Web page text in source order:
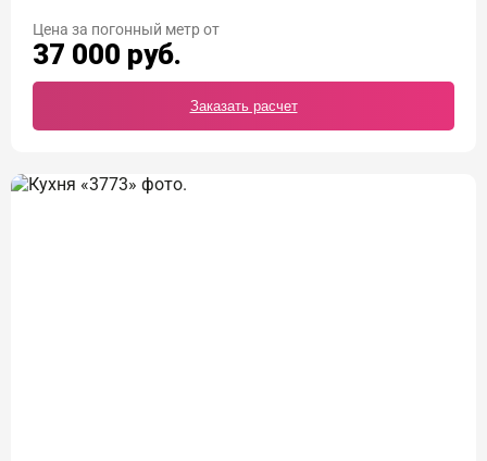
Цена
37 000 руб.
Заказать расчет